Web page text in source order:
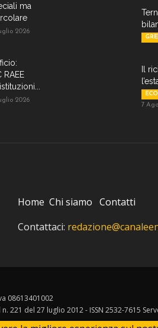
ma
2026
RAEE
2026
Il
7
Home Chi siamo Contatti
Contattaci:
08613401002
221 del 27 luglio 2012 - ISSN 2532-7615